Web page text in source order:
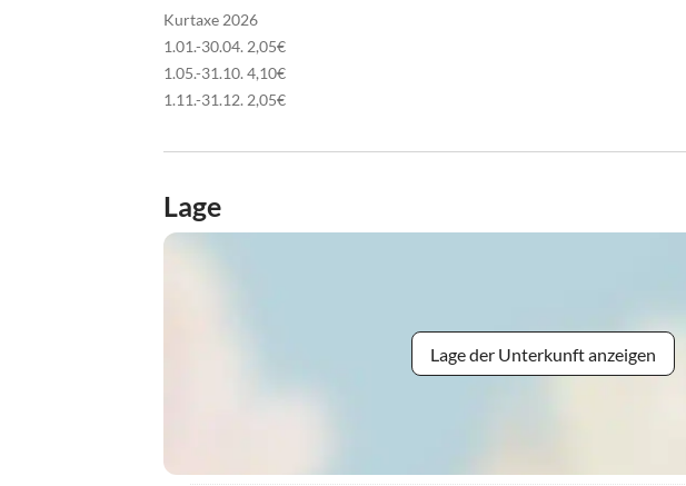
Kurtaxe 2026
1.01.-30.04. 2,05€
1.05.-31.10. 4,10€
1.11.-31.12. 2,05€
Lage
Lage der Unterkunft anzeigen